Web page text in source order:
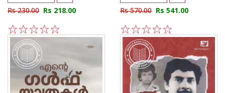
Rs 230.00 Rs 218.00
5
4
3
2
1
Rs 570.00 Rs 541.00
5
4
3
2
1